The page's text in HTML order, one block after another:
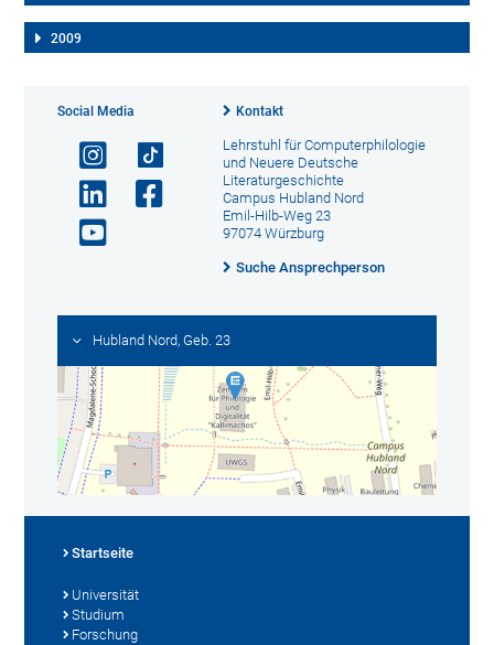
2009
Social Media Kontakt
Lehrstuhl für Computerphilologie
und Neuere Deutsche
Literaturgeschichte
Campus Hubland Nord
Emil-Hilb-Weg 23
97074 Würzburg
Suche Ansprechperson
Hubland Nord, Geb. 23
Startseite
Universität
Studium
Forschung